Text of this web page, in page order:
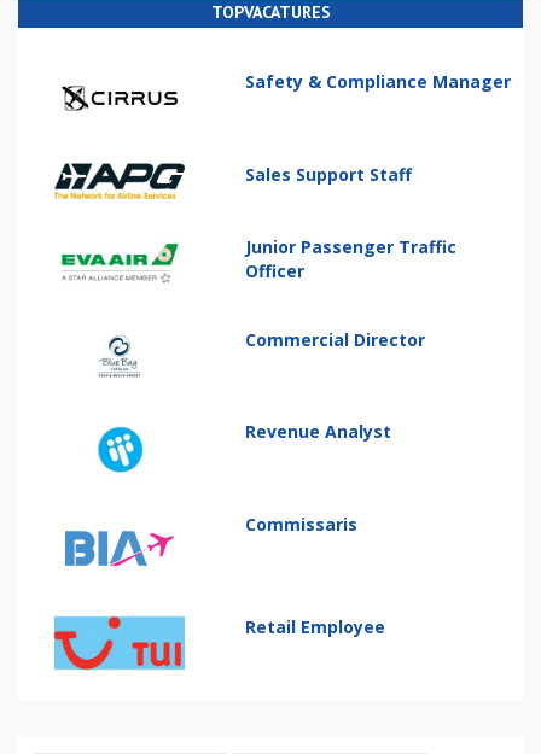
TOPVACATURES
Safety & Compliance Manager
Sales Support Staff
Junior Passenger Traffic
Officer
Commercial Director
Revenue Analyst
Commissaris
Retail Employee